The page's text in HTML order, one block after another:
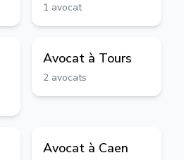
1 avocat
Avocat à Tours
2 avocats
Avocat à Caen